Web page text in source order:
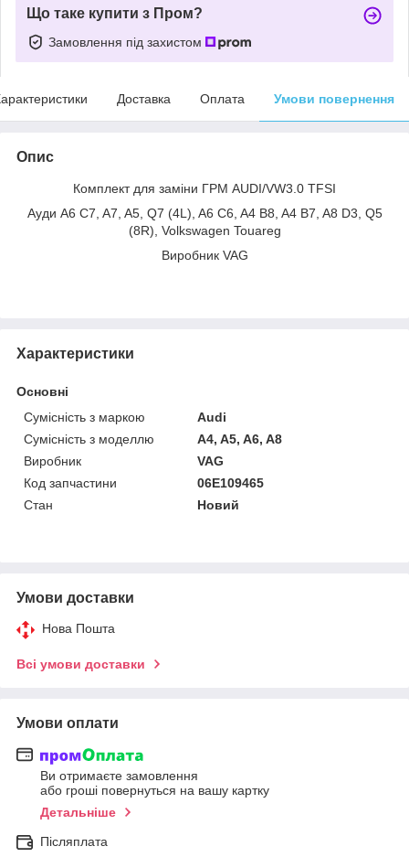
Що таке купити з Пром?
Замовлення під захистом
Доставка Оплата Умови повернення
Опис
Комплект для заміни ГРМ AUDI/VW3.0 TFSI
Ауди A6 C7, A7, A5, Q7 (4L), A6 C6, A4 B8, A4 B7, A8 D3, Q5
(8R), Volkswagen Touareg
Виробник VAG
Характеристики
Основні
Сумісність з маркою
Audi
Сумісність з моделлю
A4, A5, A6, A8
Виробник
VAG
Код запчастини
06E109465
Стан
Новий
Умови доставки
Нова Пошта
Всі умови доставки
Умови оплати
Ви отримаєте замовлення
або гроші повернуться на вашу картку
Детальніше
Післяплата